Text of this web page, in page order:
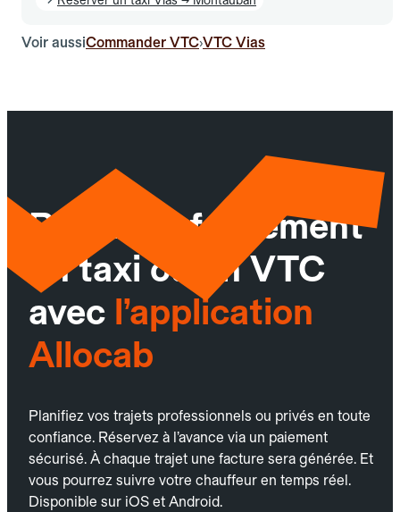
Voir aussiCommander VTC›VTC Vias
Réservez facilement
un taxi ou un VTC
avec l’application
Allocab
Planifiez vos trajets professionnels ou privés en toute
confiance. Réservez à l’avance via un paiement
sécurisé. À chaque trajet une facture sera générée. Et
vous pourrez suivre votre chauffeur en temps réel.
Disponible sur iOS et Android.